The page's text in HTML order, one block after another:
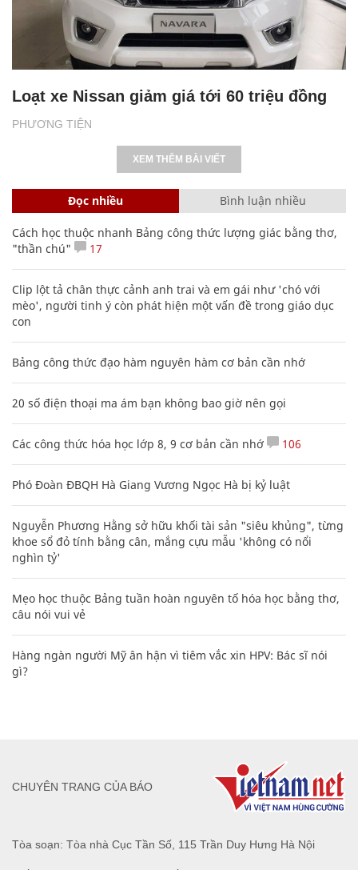
PHƯƠNG TIỆN
Loạt xe Nissan giảm giá tới 60 triệu đồng
XEM THÊM BÀI VIẾT
Đọc nhiều Bình luận nhiều
Cách học thuộc nhanh Bảng công thức lượng giác bằng thơ,
"thần chú"
17
Clip lột tả chân thực cảnh anh trai và em gái như 'chó với
mèo', người tinh ý còn phát hiện một vấn đề trong giáo dục
con
Bảng công thức đạo hàm nguyên hàm cơ bản cần nhớ
20 số điện thoại ma ám bạn không bao giờ nên gọi
Các công thức hóa học lớp 8, 9 cơ bản cần nhớ 106
Phó Đoàn ĐBQH Hà Giang Vương Ngọc Hà bị kỷ luật
Nguyễn Phương Hằng sở hữu khối tài sản "siêu khủng", từng
khoe sổ đỏ tính bằng cân, mắng cựu mẫu 'không có nổi
nghìn tỷ'
Mẹo học thuộc Bảng tuần hoàn nguyên tố hóa học bằng thơ,
câu nói vui vẻ
Hàng ngàn người Mỹ ân hận vì tiêm vắc xin HPV: Bác sĩ nói
gì?
Tòa soạn: Tòa nhà Cục Tần Số, 115 Trần Duy Hưng Hà Nội
CHUYÊN TRANG CỦA BÁO